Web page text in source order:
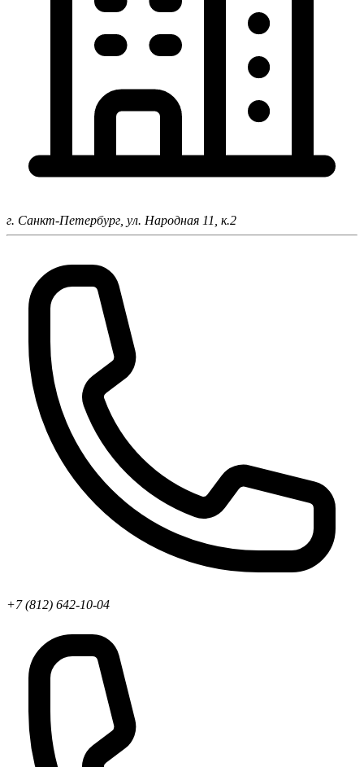
г. Санкт-Петербург, ул. Народная 11, к.2
+7 (812) 642-10-04